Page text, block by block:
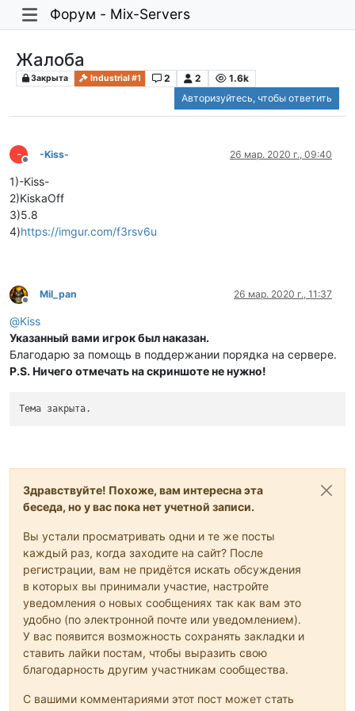
Форум - Mix-Servers
Жалоба
Закрыта Industrial #1 2 2
1.6k
Авторизуйтесь, чтобы ответить
-
Не в сети
-Kiss- 26 мар. 2020 г., 09:40
1)-Kiss-
2)KiskaOff
3)5.8
4)https://imgur.com/f3rsv6u
Не в сети
Mil_pan 26 мар. 2020 г., 11:37
@Kiss
Указанный вами игрок был наказан.
Благодарю за помощь в поддержании порядка на сервере.
P.S. Ничего отмечать на скриншоте не нужно!
Тема закрыта.
Здравствуйте! Похоже, вам интересна эта
беседа, но у вас пока нет учетной записи.
Вы устали просматривать одни и те же посты
каждый раз, когда заходите на сайт? После
регистрации, вам не придётся искать обсуждения
в которых вы принимали участие, настройте
уведомления о новых сообщениях так как вам это
удобно (по электронной почте или уведомлением).
У вас появится возможность сохранять закладки и
ставить лайки постам, чтобы выразить свою
благодарность другим участникам сообщества.
С вашими комментариями этот пост может стать